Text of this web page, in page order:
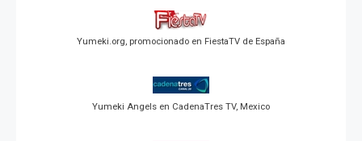
Yumeki.org, promocionado en FiestaTV de España
Yumeki Angels en CadenaTres TV, Mexico